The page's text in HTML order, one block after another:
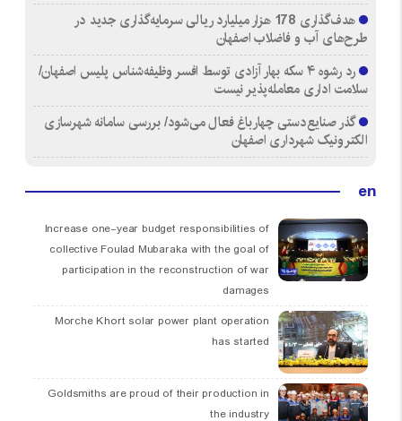
هدف‌گذاری 178 هزار میلیارد ریالی سرمایه‌گذاری جدید در
طرح‌های آب و فاضلاب اصفهان
رد رشوه ۴ سکه بهار آزادی توسط افسر وظیفه‌شناس پلیس اصفهان/
سلامت اداری معامله‌پذیر نیست
گذر صنایع‌دستی چهارباغ فعال می‌شود/ بررسی سامانه شهرسازی
الکترونیک شهرداری اصفهان
en
Increase one-year budget responsibilities of
collective Foulad Mubaraka with the goal of
participation in the reconstruction of war
damages
Morche Khort solar power plant operation
has started
Goldsmiths are proud of their production in
the industry